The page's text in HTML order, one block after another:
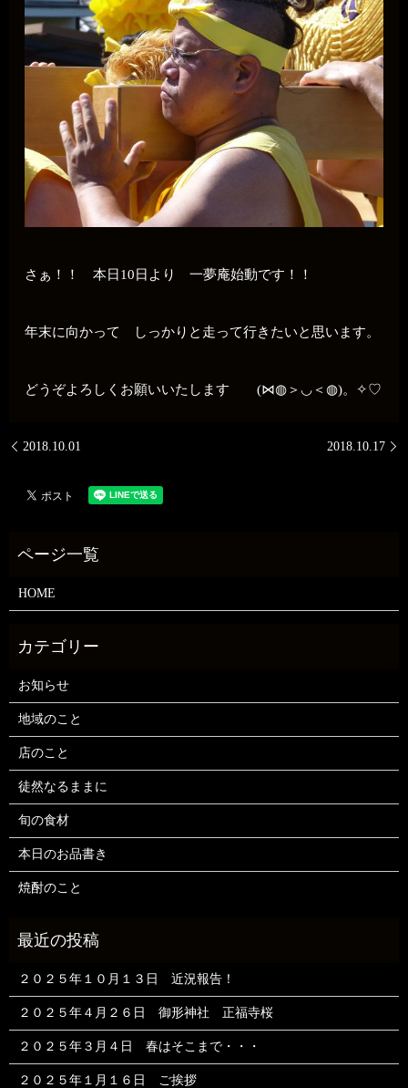
さぁ！！ 本日10日より 一夢庵始動です！！
年末に向かって しっかりと走って行きたいと思います。
どうぞよろしくお願いいたします (⋈◍＞◡＜◍)。✧♡
2018.10.01 2018.10.17
HOME
お知らせ
地域のこと
店のこと
徒然なるままに
旬の食材
本日のお品書き
焼酎のこと
２０２５年１０月１３日 近況報告！
２０２５年４月２６日 御形神社 正福寺桜
２０２５年３月４日 春はそこまで・・・
２０２５年１月１６日 ご挨拶